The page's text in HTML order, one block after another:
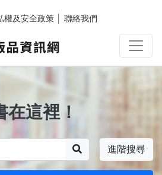
權及安全政策 聯絡我們
這裡！
進階搜尋